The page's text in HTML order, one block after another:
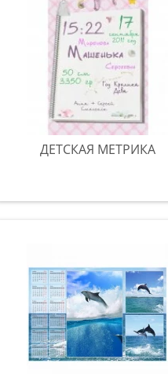
ДЕТСКАЯ МЕТРИКА